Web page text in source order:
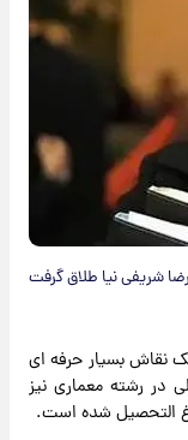
شریفی نیا طلاق گرفت
نقاش بسیار حرفه ای
در رشته معماری نیز
التحصیل شده است.